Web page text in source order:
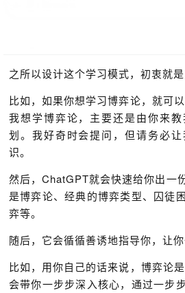
之所以设计这个学习模式，初衷就是
比如，如果你想学习博弈论，就可
我想学博弈论，主要还是由你来
划。我好奇时会提问，但请务必
识。
然后，ChatGPT就会快速给你出一
是博弈论、经典的博弈类型、囚徒
弈等。
随后，它会循循善诱地指导你，让你
比如，用你自己的话来说，博弈论
会带你一步步深入核心，通过一步